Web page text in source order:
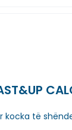
kocka të